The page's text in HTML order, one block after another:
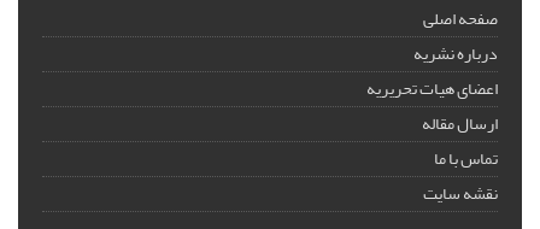
صفحه اصلی
درباره نشریه
اعضای هیات تحریریه
ارسال مقاله
تماس با ما
نقشه سایت